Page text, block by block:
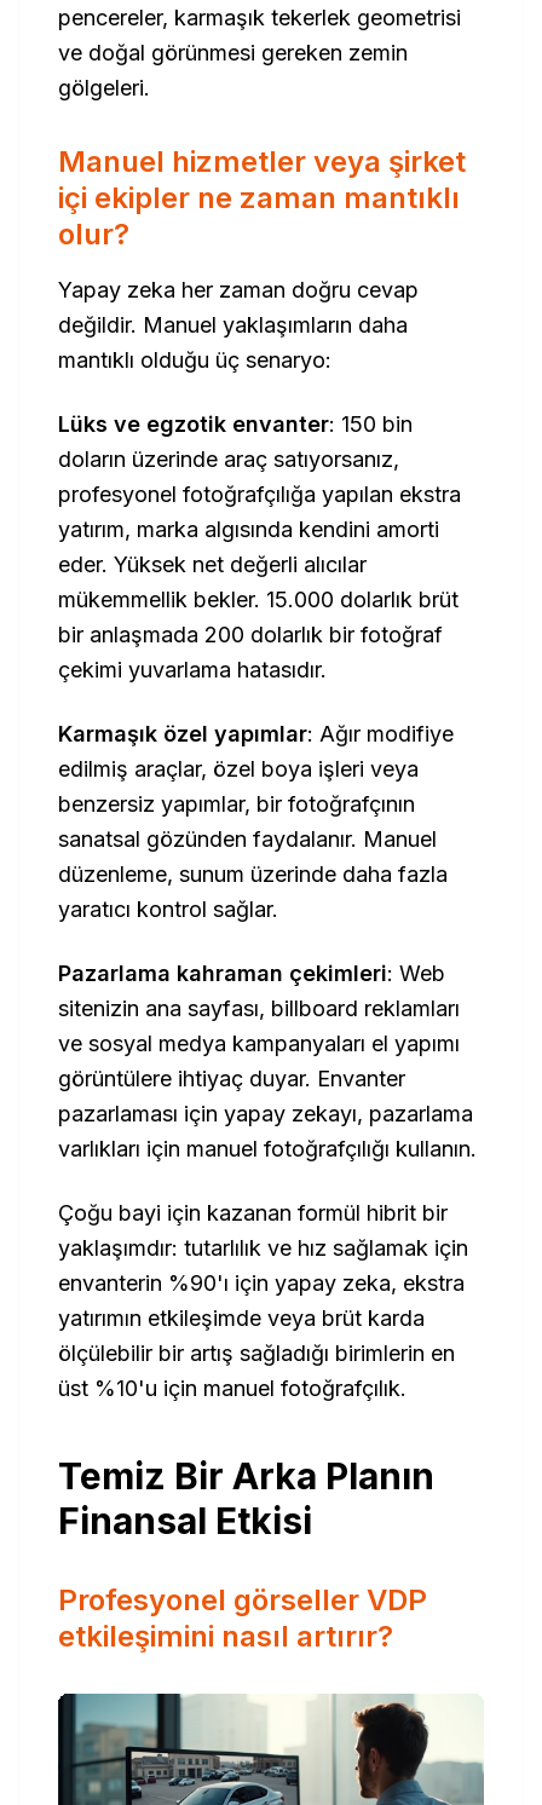
pencereler, karmaşık tekerlek geometrisi
ve doğal görünmesi gereken zemin
gölgeleri.
Manuel hizmetler veya şirket
içi ekipler ne zaman mantıklı
olur?
Yapay zeka her zaman doğru cevap
değildir. Manuel yaklaşımların daha
mantıklı olduğu üç senaryo:
Lüks ve egzotik envanter: 150 bin
doların üzerinde araç satıyorsanız,
profesyonel fotoğrafçılığa yapılan ekstra
yatırım, marka algısında kendini amorti
eder. Yüksek net değerli alıcılar
mükemmellik bekler. 15.000 dolarlık brüt
bir anlaşmada 200 dolarlık bir fotoğraf
çekimi yuvarlama hatasıdır.
Karmaşık özel yapımlar: Ağır modifiye
edilmiş araçlar, özel boya işleri veya
benzersiz yapımlar, bir fotoğrafçının
sanatsal gözünden faydalanır. Manuel
düzenleme, sunum üzerinde daha fazla
yaratıcı kontrol sağlar.
Pazarlama kahraman çekimleri: Web
sitenizin ana sayfası, billboard reklamları
ve sosyal medya kampanyaları el yapımı
görüntülere ihtiyaç duyar. Envanter
pazarlaması için yapay zekayı, pazarlama
varlıkları için manuel fotoğrafçılığı kullanın.
Çoğu bayi için kazanan formül hibrit bir
yaklaşımdır: tutarlılık ve hız sağlamak için
envanterin %90'ı için yapay zeka, ekstra
yatırımın etkileşimde veya brüt karda
ölçülebilir bir artış sağladığı birimlerin en
üst %10'u için manuel fotoğrafçılık.
Temiz Bir Arka Planın
Finansal Etkisi
Profesyonel görseller VDP
etkileşimini nasıl artırır?